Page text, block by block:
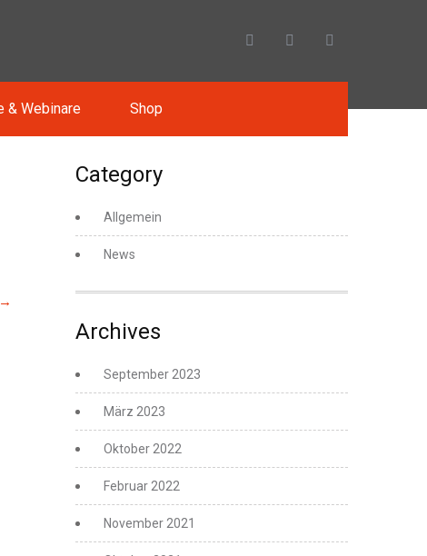
& Webinare Shop
→
Category
Allgemein
News
Archives
September 2023
März 2023
Oktober 2022
Februar 2022
November 2021